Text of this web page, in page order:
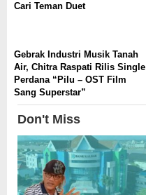
Cari Teman Duet
Gebrak Industri Musik Tanah
Air, Chitra Raspati Rilis Single
Perdana “Pilu – OST Film
Sang Superstar”
Don't Miss